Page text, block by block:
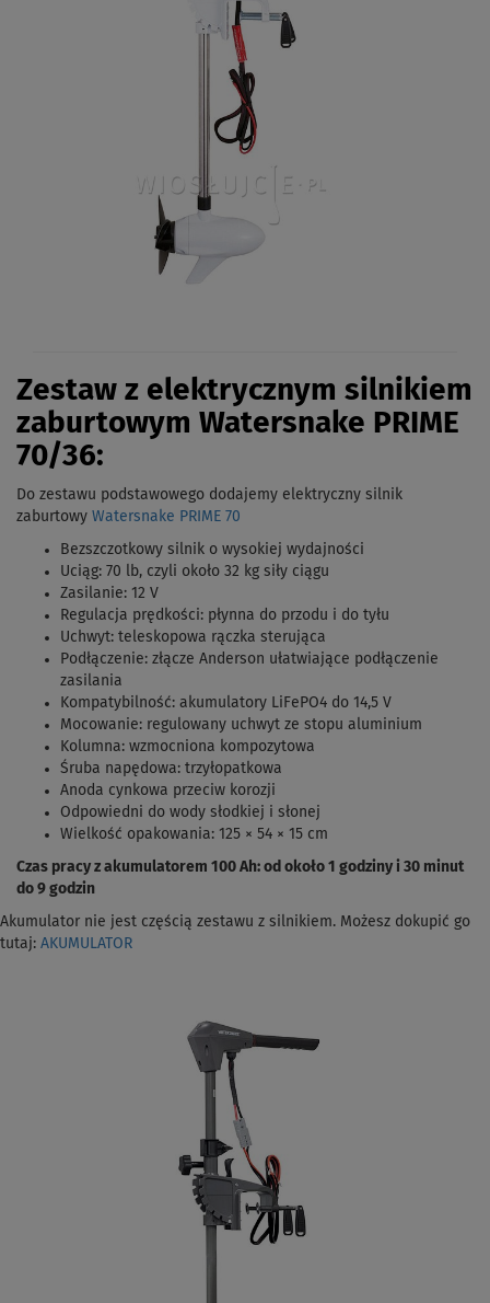
Zestaw z elektrycznym silnikiem
zaburtowym Watersnake PRIME
70/36:
Do zestawu podstawowego dodajemy elektryczny silnik
zaburtowy Watersnake PRIME 70
Bezszczotkowy silnik o wysokiej wydajności
Uciąg: 70 lb, czyli około 32 kg siły ciągu
Zasilanie: 12 V
Regulacja prędkości: płynna do przodu i do tyłu
Uchwyt: teleskopowa rączka sterująca
Podłączenie: złącze Anderson ułatwiające podłączenie
zasilania
Kompatybilność: akumulatory LiFePO4 do 14,5 V
Mocowanie: regulowany uchwyt ze stopu aluminium
Kolumna: wzmocniona kompozytowa
Śruba napędowa: trzyłopatkowa
Anoda cynkowa przeciw korozji
Odpowiedni do wody słodkiej i słonej
Wielkość opakowania: 125 × 54 × 15 cm
Czas pracy z akumulatorem 100 Ah: od około 1 godziny i 30 minut
do 9 godzin
Akumulator nie jest częścią zestawu z silnikiem. Możesz dokupić go
tutaj: AKUMULATOR